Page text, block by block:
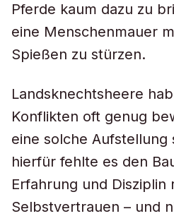
Pferde kaum dazu zu
eine Menschenmauer
Spießen zu stürzen.
Landsknechtsheere
Konflikten oft genug
eine solche
hierfür fehlte es den
Erfahrung und Disziplin
Selbstvertrauen – und